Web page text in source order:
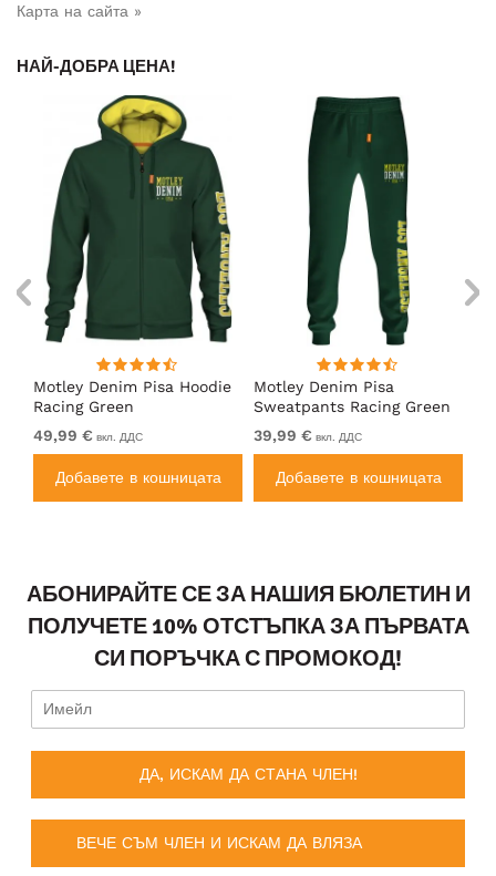
Карта на сайта »
НАЙ-ДОБРА ЦЕНА!
Motley Denim Pisa Hoodie
Racing Green
49,99 € вкл. ДДС
Добавете в кошницата
Motley Denim Pisa
Sweatpants Racing Green
39,99 € вкл. ДДС
Добавете в кошницата
АБОНИРАЙТЕ СЕ ЗА НАШИЯ БЮЛЕТИН И
ПОЛУЧЕТЕ 10% ОТСТЪПКА ЗА ПЪРВАТА
СИ ПОРЪЧКА С ПРОМОКОД!
ДА, ИСКАМ ДА СТАНА ЧЛЕН!
ВЕЧЕ СЪМ ЧЛЕН И ИСКАМ ДА ВЛЯЗА